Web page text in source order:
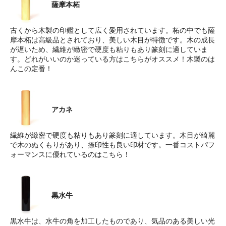
薩摩本柘
古くから木製の印鑑として広く愛用されています。柘の中でも薩
摩本柘は高級品とされており、美しい木目が特徴です。木の成長
が遅いため、繊維が緻密で硬度も粘りもあり篆刻に適していま
す。どれがいいのか迷っている方はこちらがオススメ！木製のは
んこの定番！
アカネ
繊維が緻密で硬度も粘りもあり篆刻に適しています。木目が綺麗
で木のぬくもりがあり、捺印性も良い印材です。一番コストパフ
ォーマンスに優れているのはこちら！
黒水牛
黒水牛は、水牛の角を加工したものであり、気品のある美しい光